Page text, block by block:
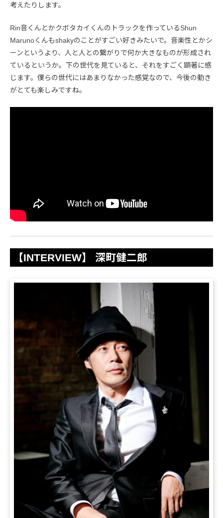
考えたりします。
Rin音くんとかクボタカイくんのトラックを作っているShun
Marunoくんもshakyのことがすごい好きみたいで。音楽性とかシ
ーンというより、人と人との繋がりで何か大きなものが形成され
ているというか。下の世代を見ていると、それをすごく顕著に感
じます。僕らの世代にはあまりなかった感覚なので、今後の動き
がとても楽しみですね。
【INTERVIEW】 深町健二郎